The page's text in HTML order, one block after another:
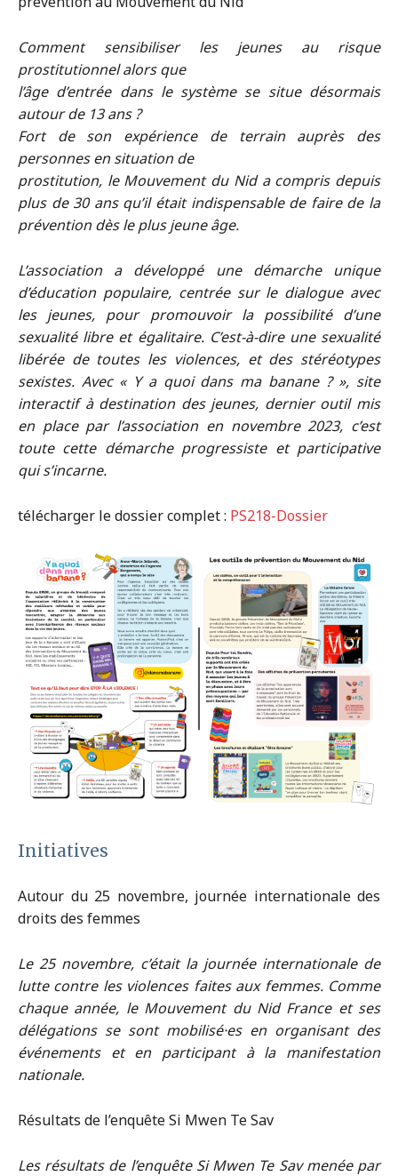
Comment sensibiliser les jeunes au risque
prostitutionnel alors que
l’âge d’entrée dans le système se situe désormais
autour de 13 ans ?
Fort de son expérience de terrain auprès des
personnes en situation de
prostitution, le Mouvement du Nid a compris depuis
plus de 30 ans qu’il était indispensable de faire de la
prévention dès le plus jeune âge.
L’association a développé une démarche unique
d’éducation populaire, centrée sur le dialogue avec
les jeunes, pour promouvoir la possibilité d’une
sexualité libre et égalitaire. C’est-à-dire une sexualité
libérée de toutes les violences, et des stéréotypes
sexistes. Avec « Y a quoi dans ma banane ? », site
interactif à destination des jeunes, dernier outil mis
en place par l’association en novembre 2023, c’est
toute cette démarche progressiste et participative
qui s’incarne.
télécharger le dossier complet : PS218-Dossier
Initiatives
Autour du 25 novembre, journée internationale des
droits des femmes
Le 25 novembre, c’était la journée internationale de
lutte contre les violences faites aux femmes. Comme
chaque année, le Mouvement du Nid France et ses
délégations se sont mobilisé·es en organisant des
événements et en participant à la manifestation
nationale.
Résultats de l’enquête Si Mwen Te Sav
Les résultats de l’enquête Si Mwen Te Sav menée par